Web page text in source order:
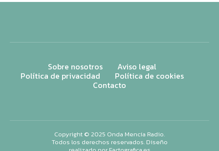
Sobre nosotros Aviso legal
Política de privacidad Política de cookies
Contacto
Copyright © 2025 Onda Mencía Radio.
Todos los derechos reservados. Diseño